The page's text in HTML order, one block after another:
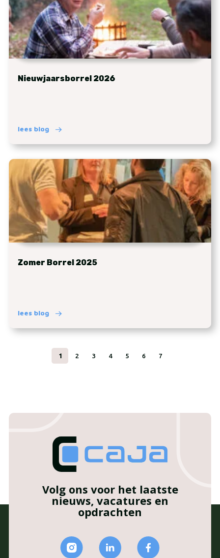
Nieuwjaarsborrel 2026
lees blog
Zomer Borrel 2025
lees blog
1 2 3 4 5 6 7
Volg ons voor het laatste
nieuws, vacatures en
opdrachten